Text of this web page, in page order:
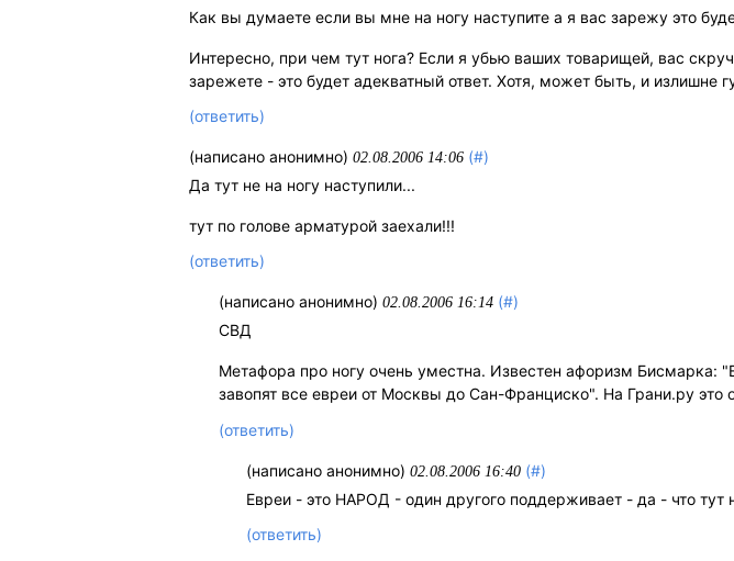
Как вы думаете если вы мне на ногу наступите а я вас зарежу это
Интересно, при чем тут нога? Если я убью ваших товарищей, вас
зарежете - это будет адекватный ответ. Хотя, может быть, и излишне
(ответить)
(написано анонимно)02.08.2006 14:06 (#)
Да тут не на ногу наступили...
тут по голове арматурой заехали!!!
(ответить)
(написано анонимно) 02.08.2006 16:14 (#)
СВД
Метафора про ногу очень уместна. Известен афоризм Бисмарка:
завопят все евреи от Москвы до Сан-Франциско". На Грани.ру это
(ответить)
(написано анонимно)02.08.2006 16:40 (#)
Евреи - это НАРОД - один другого поддерживает - да - что тут
(ответить)